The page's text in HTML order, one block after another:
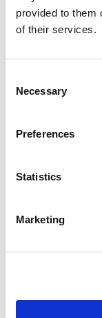
provided to them
of their services.
Selection
Necessary
Preferences
Statistics
Marketing
Blog
begeleiden